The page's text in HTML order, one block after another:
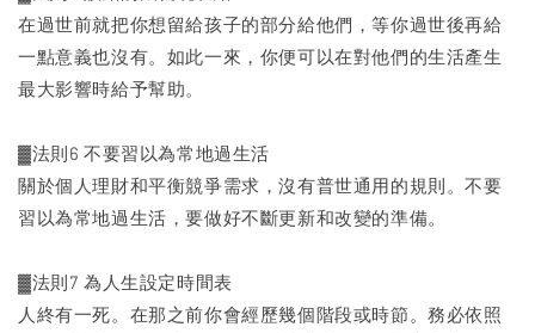
在過世前就把你想留給孩子的部分給他們，等你過世後再給
一點意義也沒有。如此一來，你便可以在對他們的生活產生
最大影響時給予幫助。
▓法則6 不要習以為常地過生活
關於個人理財和平衡競爭需求，沒有普世通用的規則。不要
習以為常地過生活，要做好不斷更新和改變的準備。
▓法則7 為人生設定時間表
人終有一死。在那之前你會經歷幾個階段或時節。務必依照